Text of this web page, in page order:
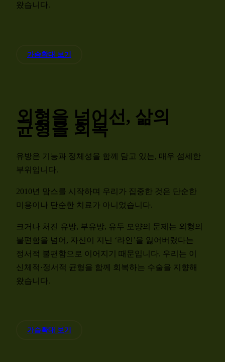
왔습니다.
가슴확대 보기
외형을 넘어선, 삶의
균형을 회복
유방은 기능과 정체성을 함께 담고 있는, 매우 섬세한
부위입니다.
2010년 맘스를 시작하며 우리가 집중한 것은 단순한
미용이나 단순한 치료가 아니었습니다.
크거나 처진 유방, 부유방, 유두 모양의 문제는 외형의
불편함을 넘어, 자신이 지닌 ‘라인’을 잃어버렸다는
정서적 불편함으로 이어지기 때문입니다. 우리는 이
신체적·정서적 균형을 함께 회복하는 수술을 지향해
왔습니다.
가슴확대 보기